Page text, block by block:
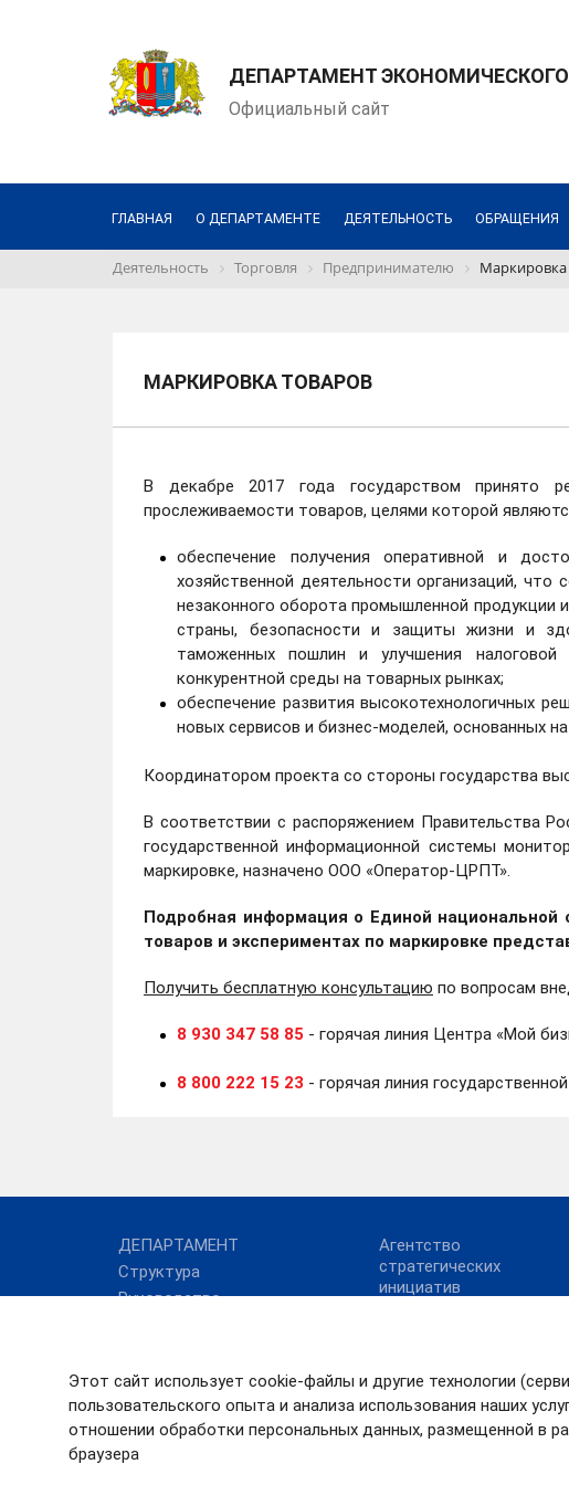
ДЕПАРТАМЕНТ
Официальный сайт
ГЛАВНАЯ О ДЕПАРТАМЕНТЕ ДЕЯТЕЛЬНОСТЬ ОБРАЩЕНИЯ
Этот сайт использует cookie-файлы и другие технологии
пользовательского опыта и анализа использования наших
отношении обработки персональных данных, размещенной в
браузера
Деятельность Торговля Предпринимателю Маркировка
МАРКИРОВКА ТОВАРОВ
В декабре 2017 года государством принято
прослеживаемости товаров, целями которой
обеспечение получения оперативной и
хозяйственной деятельности организаций,
незаконного оборота промышленной продукции
страны, безопасности и защиты жизни и
таможенных пошлин и улучшения
конкурентной среды на товарных рынках;
обеспечение развития высокотехнологичных
новых сервисов и бизнес-моделей, основанных
Координатором проекта со стороны государства
В соответствии с распоряжением Правительства
государственной информационной системы
маркировке, назначено ООО «Оператор-ЦРПТ».
Подробная информация о Единой
товаров и экспериментах по маркировке
Получить бесплатную консультацию по вопросам
8 930 347 58 85 - горячая линия Центра «Мой
8 800 222 15 23 - горячая линия
ДЕПАРТАМЕНТ
Структура
Руководство
Агентство
стратегических
инициатив
государственных услуг
Российской Федерации